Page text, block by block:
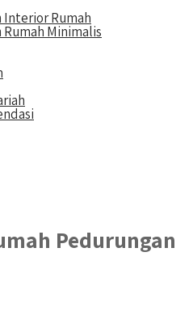
Interior Rumah
Rumah Minimalis
Pedurungan